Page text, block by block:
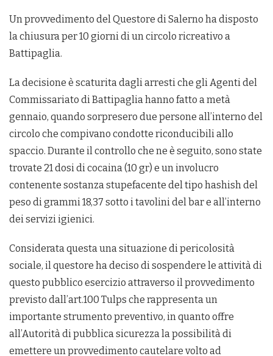
Un provvedimento del Questore di Salerno ha disposto
la chiusura per 10 giorni di un circolo ricreativo a
Battipaglia.
La decisione è scaturita dagli arresti che gli Agenti del
Commissariato di Battipaglia hanno fatto a metà
gennaio, quando sorpresero due persone all’interno del
circolo che compivano condotte riconducibili allo
spaccio. Durante il controllo che ne è seguito, sono state
trovate 21 dosi di cocaina (10 gr) e un involucro
contenente sostanza stupefacente del tipo hashish del
peso di grammi 18,37 sotto i tavolini del bar e all’interno
dei servizi igienici.
Considerata questa una situazione di pericolosità
sociale, il questore ha deciso di sospendere le attività di
questo pubblico esercizio attraverso il provvedimento
previsto dall’art.100 Tulps che rappresenta un
importante strumento preventivo, in quanto offre
all’Autorità di pubblica sicurezza la possibilità di
emettere un provvedimento cautelare volto ad